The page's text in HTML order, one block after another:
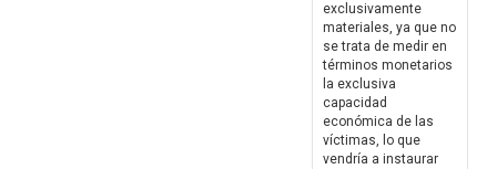
exclusivamente
materiales, ya que no
se trata de medir en
términos monetarios
la exclusiva
capacidad
económica de las
víctimas, lo que
vendría a instaurar